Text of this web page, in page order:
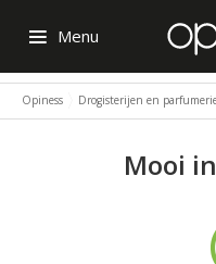
Menu
Opiness Drogisterijen en
Mooi